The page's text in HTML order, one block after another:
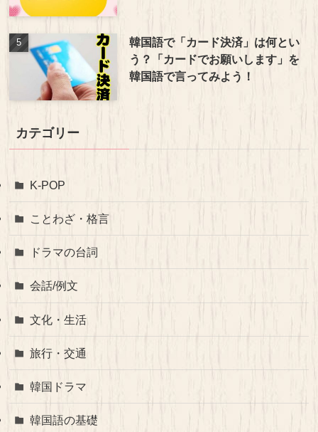
韓国語で「カード決済」は何とい
う？「カードでお願いします」を
韓国語で言ってみよう！
カテゴリー
K-POP
ことわざ・格言
ドラマの台詞
会話/例文
文化・生活
旅行・交通
韓国ドラマ
韓国語の基礎